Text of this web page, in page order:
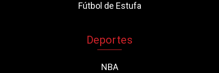
Fútbol de Estufa
Deportes
NBA